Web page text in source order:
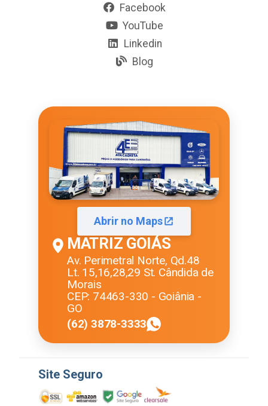
Facebook
YouTube
Linkedin
Blog
Abrir no Maps
MATRIZ GOIÁS
Av. Perimetral Norte, Qd.48
Lt. 15,16,28,29 St. Cândida de
Morais
CEP: 74463-330 - Goiânia -
GO
(62) 3878-3333
Site Seguro